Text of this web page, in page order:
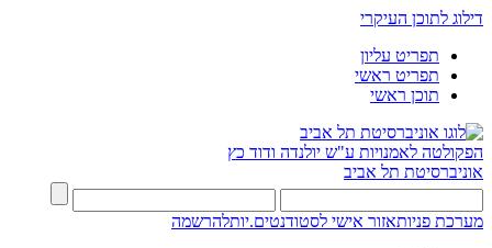
דילוג לתוכן העיקרי
תפריט עליון
תפריט ראשי
תוכן ראשי
הפקולטה לאמנויות ע"ש יולנדה ודוד כץ
אוניברסיטת תל אביב
מערכת פניותאזור אישי לסטודנטים.יותלהרשמה